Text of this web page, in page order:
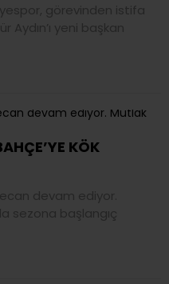
görevinden istifa
Aydın’ı yeni başkan
KÖK
devam ediyor.
sezona başlangıç